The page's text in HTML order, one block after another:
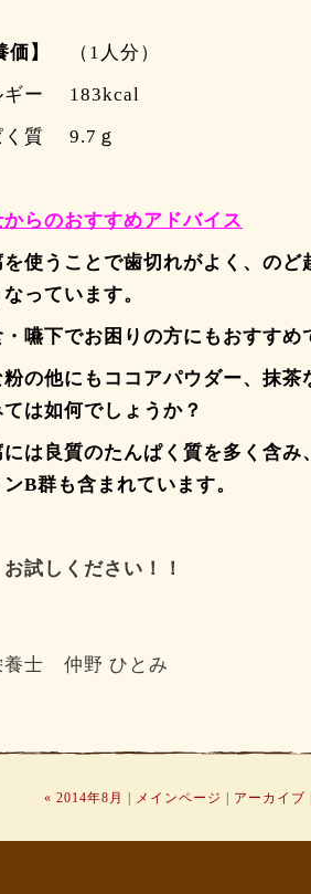
価】
（1人分）
ギー 183kcal
く質 9.7ｇ
らのおすすめアドバイス
を使うことで歯切れがよく、の
っています。
嚥下でお困りの方にも おすすめ
粉の他にもココアパウダー、抹
ては如何でしょうか？
には良質のたんぱく質を多く含
ンB群も含まれています。
試しください！！
養士 仲野 ひとみ
« 2014年8月 メインページ アーカイブ